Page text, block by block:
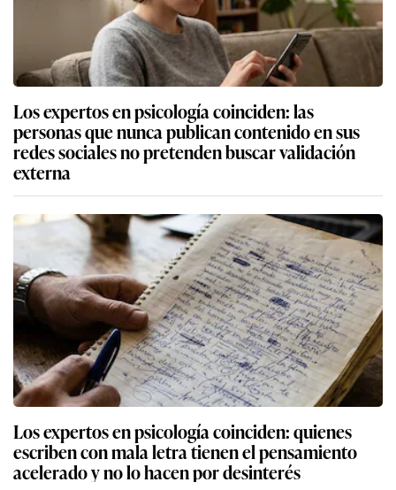
Los expertos en psicología coinciden: las
personas que nunca publican contenido en sus
redes sociales no pretenden buscar validación
externa
Los expertos en psicología coinciden: quienes
escriben con mala letra tienen el pensamiento
acelerado y no lo hacen por desinterés